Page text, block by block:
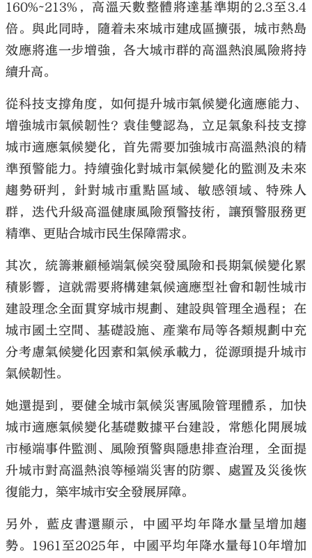
160%~213%，高溫天數整體將達基準期的2.3至3.4
倍。與此同時，隨着未來城市建成區擴張，城市熱島
效應將進一步增強，各大城市群的高溫熱浪風險將持
續升高。
從科技支撐角度，如何提升城市氣候變化適應能力、
增強城市氣候韌性？袁佳雙認為，立足氣象科技支撐
城市適應氣候變化，首先需要加強城市高溫熱浪的精
準預警能力。持續強化對城市氣候變化的監測及未來
趨勢研判，針對城市重點區域、敏感領域、特殊人
群，迭代升級高溫健康風險預警技術，讓預警服務更
精準、更貼合城市民生保障需求。
其次，統籌兼顧極端氣候突發風險和長期氣候變化累
積影響，這就需要將構建氣候適應型社會和韌性城市
建設理念全面貫穿城市規劃、建設與管理全過程；在
城市國土空間、基礎設施、產業布局等各類規劃中充
分考慮氣候變化因素和氣候承載力，從源頭提升城市
氣候韌性。
她還提到，要健全城市氣候災害風險管理體系，加快
城市適應氣候變化基礎數據平台建設，常態化開展城
市極端事件監測、風險預警與隱患排查治理，全面提
升城市對高溫熱浪等極端災害的防禦、處置及災後恢
復能力，築牢城市安全發展屏障。
另外，藍皮書還顯示，中國平均年降水量呈增加趨
勢。1961至2025年，中國平均年降水量每10年增加